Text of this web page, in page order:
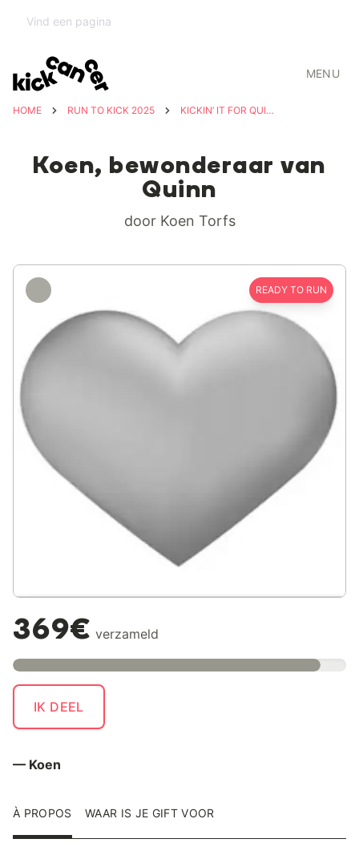
MENU
HOME RUN TO KICK 2025 KICKIN’ IT FOR QUINN 💚
Koen, bewonderaar van
Quinn
door Koen Torfs
READY TO RUN
369€ verzameld
IK DEEL
— Koen
À PROPOS WAAR IS JE GIFT VOOR